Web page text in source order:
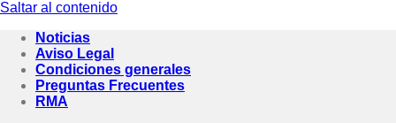
Saltar al contenido
Noticias
Aviso Legal
Condiciones generales
Preguntas Frecuentes
RMA